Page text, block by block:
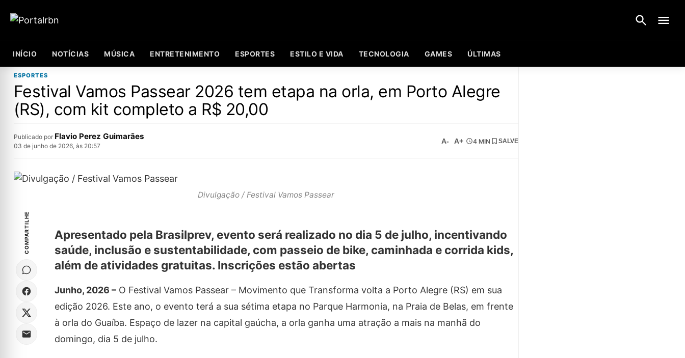
INÍCIO NOTÍCIAS MÚSICA ENTRETENIMENTO ESPORTES ESTILO E VIDA TECNOLOGIA GAMES ÚLTIMAS
ESPORTES
Festival Vamos Passear 2026 tem etapa na orla, em Porto Alegre
(RS), com kit completo a R$ 20,00
Publicado por Flavio Perez Guimarães
03 de junho de 2026, às 20:57
A- A+ 4 MIN SALVE
Divulgação / Festival Vamos Passear
COMPARTILHE
Apresentado pela Brasilprev, evento será realizado no dia 5 de julho, incentivando
saúde, inclusão e sustentabilidade, com passeio de bike, caminhada e corrida kids,
além de atividades gratuitas. Inscrições estão abertas
Junho, 2026 –O Festival Vamos Passear – Movimento que Transforma volta a Porto Alegre (RS) em sua
edição 2026. Este ano, o evento terá a sua sétima etapa no Parque Harmonia, na Praia de Belas, em frente
à orla do Guaíba. Espaço de lazer na capital gaúcha, a orla ganha uma atração a mais na manhã do
domingo, dia 5 de julho.